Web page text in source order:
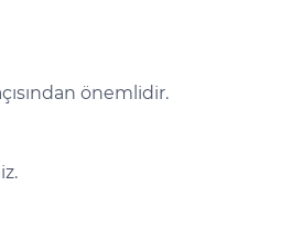
önemlidir.